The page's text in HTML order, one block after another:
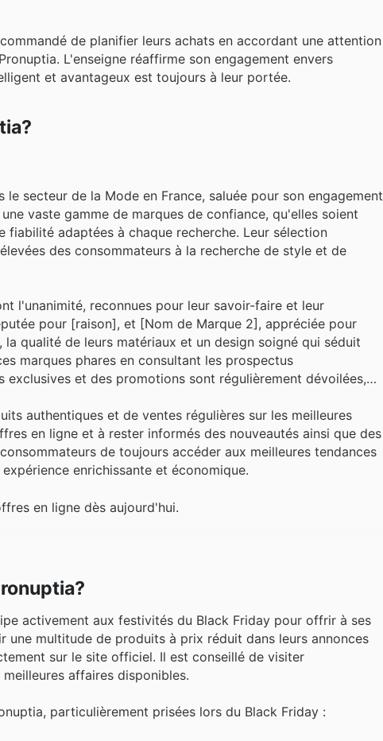
de planifier leurs achats en accordant une attention
L'enseigne réaffirme son engagement envers
et avantageux est toujours à leur portée.
secteur de la Mode en France, saluée pour son engagement
vaste gamme de marques de confiance, qu'elles soient
fiabilité adaptées à chaque recherche. Leur sélection
des consommateurs à la recherche de style et de
l'unanimité, reconnues pour leur savoir-faire et leur
pour [raison], et [Nom de Marque 2], appréciée pour
qualité de leurs matériaux et un design soigné qui séduit
marques phares en consultant les prospectus
et des promotions sont régulièrement dévoilées,
authentiques et de ventes régulières sur les meilleures
en ligne et à rester informés des nouveautés ainsi que des
de toujours accéder aux meilleures tendances
enrichissante et économique.
en ligne dès aujourd'hui.
activement aux festivités du Black Friday pour offrir à ses
multitude de produits à prix réduit dans leurs annonces
sur le site officiel. Il est conseillé de visiter
affaires disponibles.
particulièrement prisées lors du Black Friday :